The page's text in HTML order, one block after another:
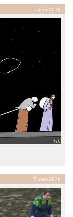
7 мая 2016
5 мая 2016